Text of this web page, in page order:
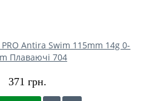
Antira Swim 115mm 14g 0-
Плаваючі 704
371 грн.